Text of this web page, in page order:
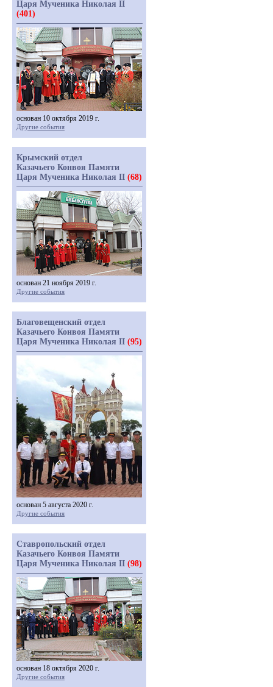
Царя Мученика Николая II
(401)
основан 10 октября 2019 г.
Другие события
Крымский отдел
Казачьего Конвоя Памяти
Царя Мученика Николая II (68)
основан 21 ноября 2019 г.
Другие события
Благовещенский отдел
Казачьего Конвоя Памяти
Царя Мученика Николая II (95)
основан 5 августа 2020 г.
Другие события
Ставропольский отдел
Казачьего Конвоя Памяти
Царя Мученика Николая II (98)
основан 18 октября 2020 г.
Другие события